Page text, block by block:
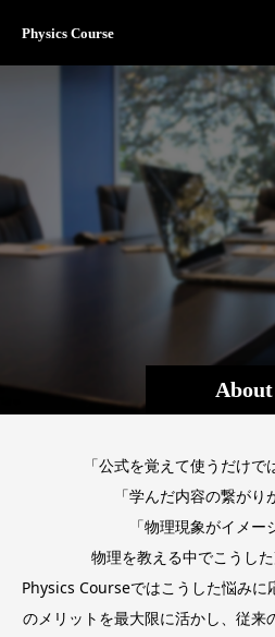
Physics Course
About
「公式を覚えて使うだけで
「学んだ内容の繋がり
「物理現象がイメー
物理を教える中でこうした
Physics Courseではこうした悩みに
のメリットを最大限に活かし、従来